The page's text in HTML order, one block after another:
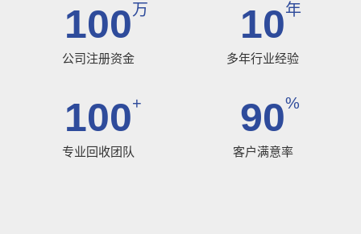
100万
公司注册资金
10年
多年行业经验
100+
专业回收团队
90%
客户满意率